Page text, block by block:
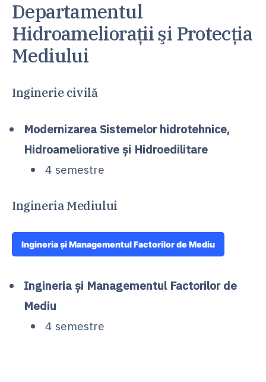
Departamentul
Hidroamelioraţii şi Protecţia
Mediului
Inginerie civilă
Modernizarea Sistemelor hidrotehnice,
Hidroameliorative şi Hidroedilitare
4 semestre
Ingineria Mediului
Ingineria şi Managementul Factorilor de Mediu
Ingineria şi Managementul Factorilor de
Mediu
4 semestre